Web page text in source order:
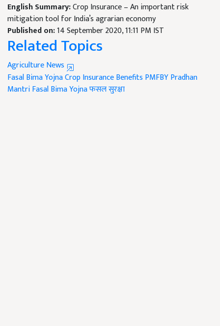
English Summary:Crop Insurance – An important risk
mitigation tool for India’s agrarian economy
Published on:14 September 2020, 11:11 PM IST
Related Topics
Agriculture News
Fasal Bima YojnaCrop Insurance Benefits PMFBYPradhan
Mantri Fasal Bima Yojnaफसल सुरक्षा